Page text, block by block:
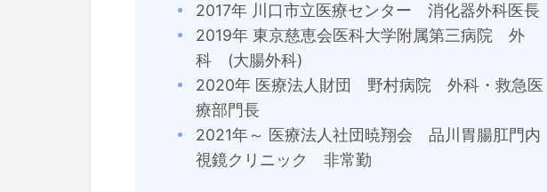
2017年 川口市立医療センター 消化器外科医長
2019年 東京慈恵会医科大学附属第三病院 外
科 (大腸外科)
2020年 医療法人財団 野村病院 外科・救急医
療部門長
2021年～ 医療法人社団暁翔会 品川胃腸肛門内
視鏡クリニック 非常勤